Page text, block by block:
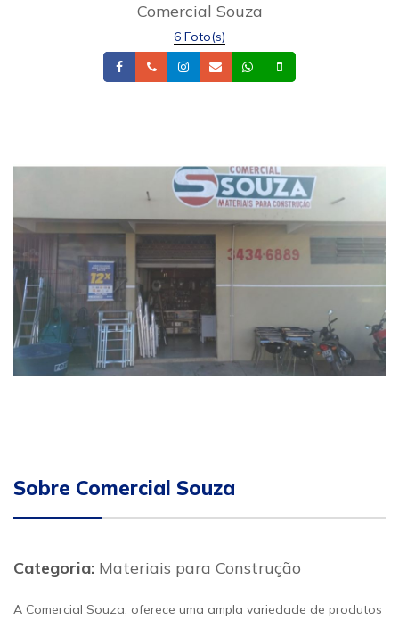
Comercial Souza
6 Foto(s)
FacebookTelefoneInstagram
Email Whatsapp
Sobre Comercial Souza
Categoria: Materiais para Construção
A Comercial Souza, oferece uma ampla variedade de produtos